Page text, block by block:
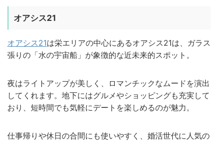
オアシス21
オアシス21は栄エリアの中心にあるオアシス21は、ガラス
張りの「水の宇宙船」が象徴的な近未来的スポット。
夜はライトアップが美しく、ロマンチックなムードを演出
してくれます。地下にはグルメやショッピングも充実して
おり、短時間でも気軽にデートを楽しめるのが魅力。
仕事帰りや休日の合間にも使いやすく、婚活世代に人気の